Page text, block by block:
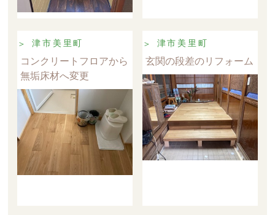
津市美里町
コンクリートフロアから
無垢床材へ変更
津市美里町
玄関の段差のリフォーム